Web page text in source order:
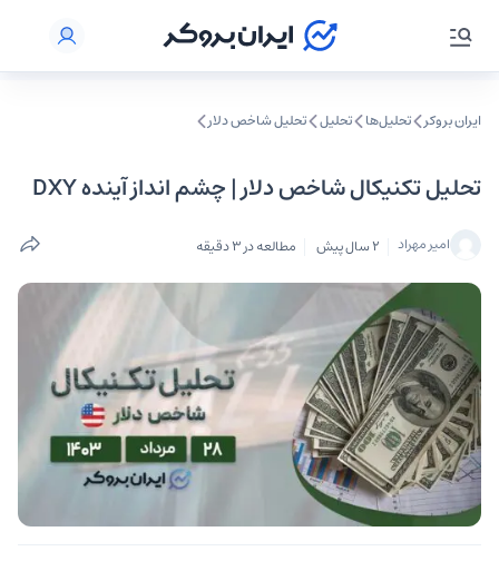
ایران بروکر تحلیل‌ها تحلیل‌ تحلیل شاخص دلار
تحلیل تکنیکال شاخص دلار | چشم‌ انداز آینده DXY
امیر مهراد 2 سال پیش مطالعه در 3 دقیقه